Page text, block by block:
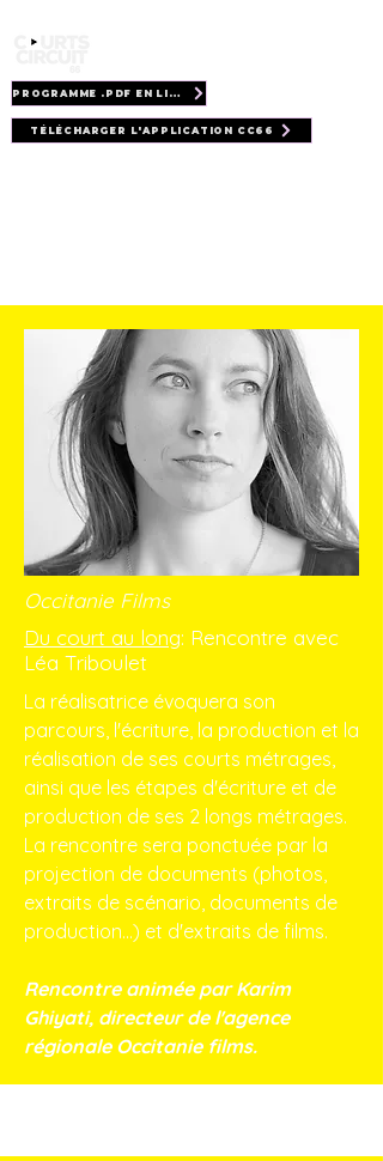
PROGRAMME .PDF EN LIGNE
TÉLÉCHARGER L'APPLICATION CC66
Occitanie Films
Du court au long: Rencontre avec
Léa Triboulet
La réalisatrice évoquera son
parcours, l'écriture, la production et la
réalisation de ses courts métrages,
ainsi que les étapes d'écriture et de
production de ses 2 longs métrages.
La rencontre sera ponctuée par la
projection de documents (photos,
extraits de scénario, documents de
production...) et d'extraits de films.
Rencontre animée par Karim
Ghiyati, directeur de l'agence
régionale Occitanie films.